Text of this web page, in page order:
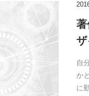
ザ
自
か
に